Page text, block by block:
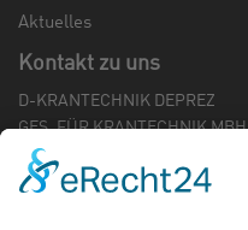
Aktuelles
Kontakt zu uns
D-KRANTECHNIK DEPREZ
GES. FÜR KRANTECHNIK MBH
Mündelheimer Weg 42
D-40472 Düsseldorf